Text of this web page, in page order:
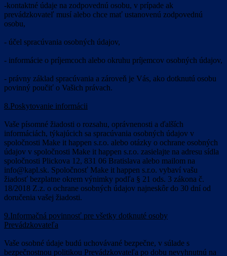
-kontaktné údaje na zodpovednú osobu, v prípade ak
prevádzkovateľ musí alebo chce mať ustanovenú zodpovednú
osobu,
- účel spracúvania osobných údajov,
- informácie o príjemcoch alebo okruhu príjemcov osobných údajov,
- právny základ spracúvania a zároveň je Vás, ako dotknutú osobu
povinný poučiť o Vašich právach.
8.Poskytovanie informácii
Vaše písomné žiadosti o rozsahu, oprávnenosti a ďalších
informáciách, týkajúcich sa spracúvania osobných údajov v
spoločnosti Make it happen s.r.o. alebo otázky o ochrane osobných
údajov v spoločnosti Make it happen s.r.o. zasielajte na adresu sídla
spoločnosti Plickova 12, 831 06 Bratislava alebo mailom na
info@kapl.sk. Spoločnosť Make it happen s.r.o. vybaví vašu
žiadosť bezplatne okrem výnimky podľa § 21 ods. 3 zákona č.
18/2018 Z.z. o ochrane osobných údajov najneskôr do 30 dní od
doručenia vašej žiadosti.
9.Informačná povinnosť pre všetky dotknuté osoby
Prevádzkovateľa
Vaše osobné údaje budú uchovávané bezpečne, v súlade s
bezpečnostnou politikou Prevádzkovateľa po dobu nevyhnutnú na